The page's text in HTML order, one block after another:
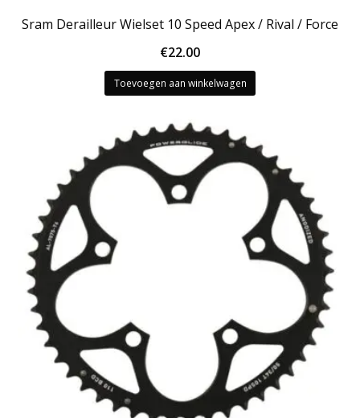
Sram Derailleur Wielset 10 Speed Apex / Rival / Force
€22.00
Toevoegen aan winkelwagen